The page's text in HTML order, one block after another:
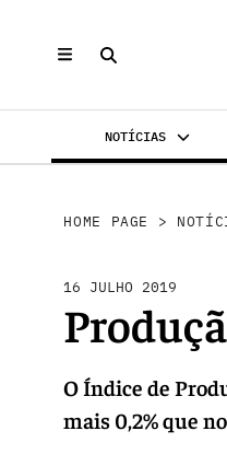
NOTÍCIAS
HOME PAGE >
16 JULHO 2019
O Índice de
mais 0,2% que